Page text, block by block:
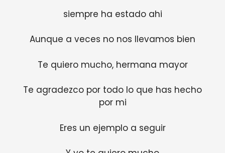
siempre ha estado ahi
Aunque a veces no nos llevamos bien
Te quiero mucho, hermana mayor
Te agradezco por todo lo que has hecho
por mi
Eres un ejemplo a seguir